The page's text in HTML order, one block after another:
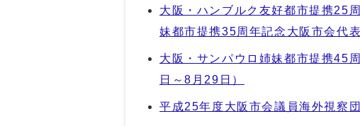
大阪・ハンブルク友好都市提携25
妹都市提携35周年記念大阪市会代
大阪・サンパウロ姉妹都市提携45
日～8月29日）
平成25年度大阪市会議員海外視察